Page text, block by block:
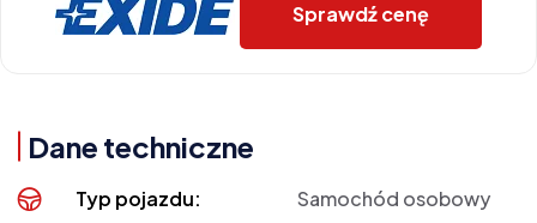
Sprawdź cenę
Dane techniczne
Typ pojazdu: Samochód osobowy